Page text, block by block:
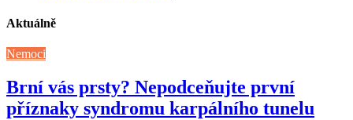
Aktuálně
Nemoci
Brní vás prsty? Nepodceňujte první
příznaky syndromu karpálního tunelu